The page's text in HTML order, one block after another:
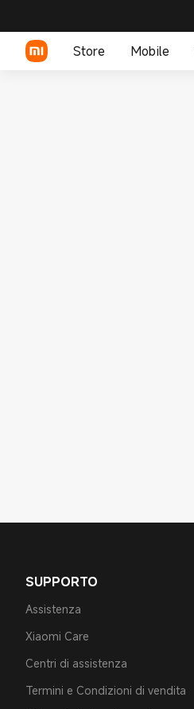
Store Mobile
SUPPORTO
Assistenza
Xiaomi Care
Centri di assistenza
Termini e Condizioni di vendita